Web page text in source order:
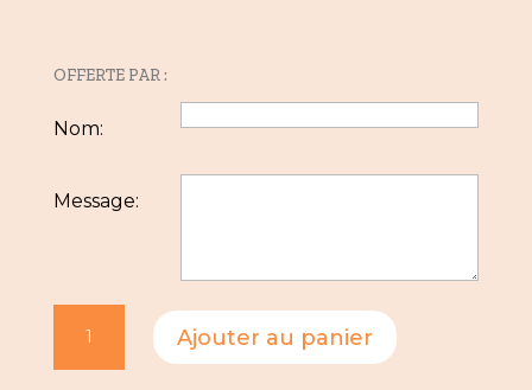
OFFERTE PAR :
Nom:
Message:
Ajouter au panier